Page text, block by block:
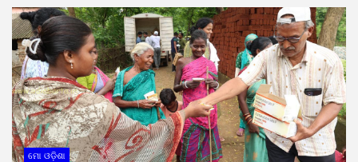
ମୋ ଓଡ଼ିଶା